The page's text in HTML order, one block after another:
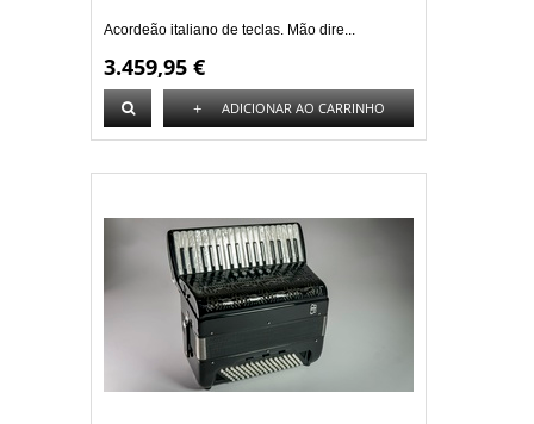
Acordeão italiano de teclas. Mão dire...
3.459,95 €
+ ADICIONAR AO CARRINHO